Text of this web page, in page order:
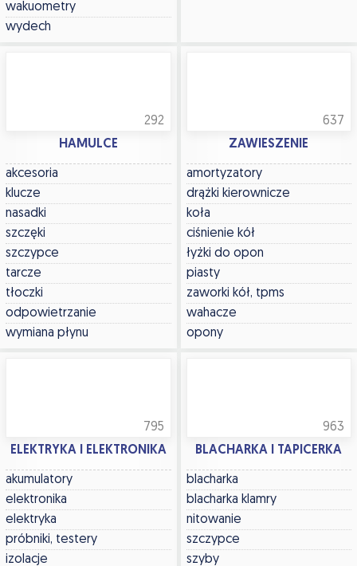
wakuometry
wydech
292
HAMULCE
akcesoria
klucze
nasadki
szczęki
szczypce
tarcze
tłoczki
odpowietrzanie
wymiana płynu
637
ZAWIESZENIE
amortyzatory
drążki kierownicze
koła
ciśnienie kół
łyżki do opon
piasty
zaworki kół, tpms
wahacze
opony
795
ELEKTRYKA I ELEKTRONIKA
akumulatory
elektronika
elektryka
próbniki, testery
izolacje
963
BLACHARKA I TAPICERKA
blacharka
blacharka klamry
nitowanie
szczypce
szyby